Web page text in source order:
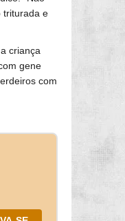
triturada e
criança
gene
com